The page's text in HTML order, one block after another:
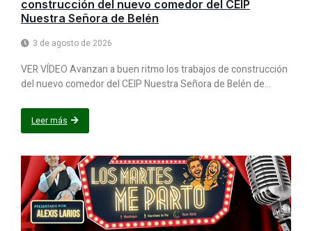
construcción del nuevo comedor del CEIP
Nuestra Señora de Belén
3 de agosto de 2026
VER VÍDEO Avanzan a buen ritmo los trabajos de construcción
del nuevo comedor del CEIP Nuestra Señora de Belén de...
Leer más